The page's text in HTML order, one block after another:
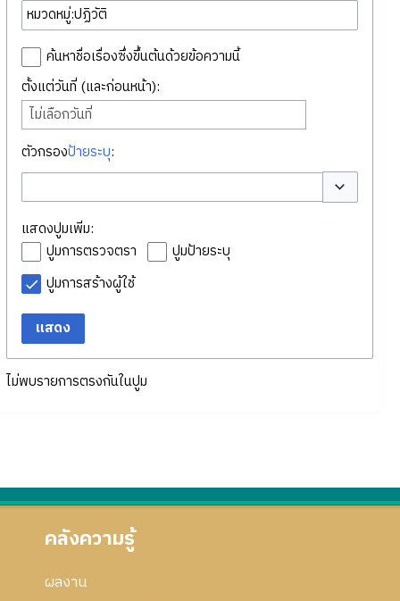
ค้นหาชื่อเรื่องซึ่งขึ้นต้นด้วยข้อความนี้
ตั้งแต่วันที่ (และก่อนหน้า):
ไม่เลือกวันที่
ตัวกรองป้ายระบุ:
สลับตัวเลือก
แสดงปูมเพิ่ม:
ปูมการตรวจตรา
ปูมป้ายระบุ
ปูมการสร้างผู้ใช้
แสดง
ไม่พบรายการตรงกันในปูม
คลังความรู้
ผลงาน